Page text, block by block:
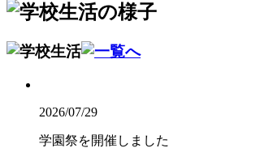
2026/07/29
学園祭を開催しました